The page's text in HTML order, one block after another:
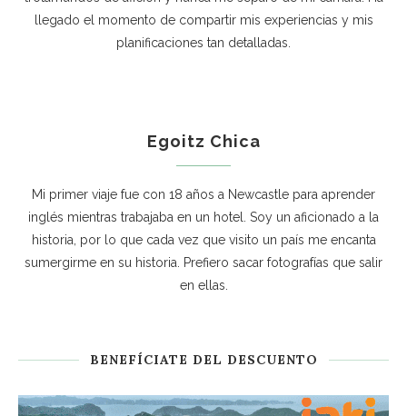
llegado el momento de compartir mis experiencias y mis
planificaciones tan detalladas.
Egoitz Chica
Mi primer viaje fue con 18 años a Newcastle para aprender
inglés mientras trabajaba en un hotel. Soy un aficionado a la
historia, por lo que cada vez que visito un país me encanta
sumergirme en su historia. Prefiero sacar fotografías que salir
en ellas.
BENEFÍCIATE DEL DESCUENTO